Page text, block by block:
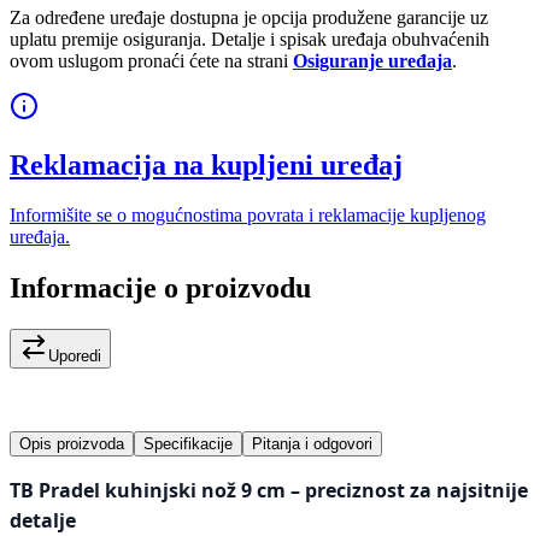
Za određene uređaje dostupna je opcija produžene garancije uz
uplatu premije osiguranja. Detalje i spisak uređaja obuhvaćenih
ovom uslugom pronaći ćete na strani Osiguranje uređaja.
Reklamacija na kupljeni uređaj
Informišite se o mogućnostima povrata i reklamacije kupljenog
uređaja.
Informacije o proizvodu
Uporedi
Opis proizvoda Specifikacije Pitanja i odgovori
TB Pradel kuhinjski nož 9 cm – preciznost za najsitnije
detalje